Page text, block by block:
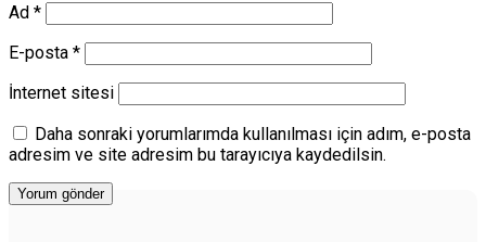
Ad *
E-posta *
İnternet sitesi
Daha sonraki yorumlarımda kullanılması için adım, e-posta
adresim ve site adresim bu tarayıcıya kaydedilsin.